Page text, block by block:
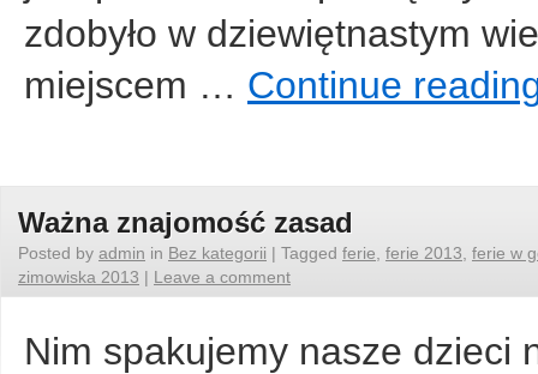
zdobyło w dziewiętnastym
miejscem … Continue
Ważna znajomość zasad
Posted by admin in Bez kategorii | Tagged ferie ferie 2013 ferie w
zimowiska 2013 | Leave a comment
Nim spakujemy nasze dzieci